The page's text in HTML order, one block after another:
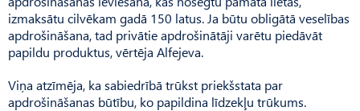
izmaksātu cilvēkam gadā 150 latus. Ja būtu obligātā veselības
apdrošināšana, tad privātie apdrošinātāji varētu piedāvāt
papildu produktus, vērtēja Alfejeva.
Viņa atzīmēja, ka sabiedrībā trūkst priekšstata par
apdrošināšanas būtību, ko papildina līdzekļu trūkums.